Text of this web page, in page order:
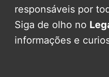
responsáveis por
Siga de olho no
informações e